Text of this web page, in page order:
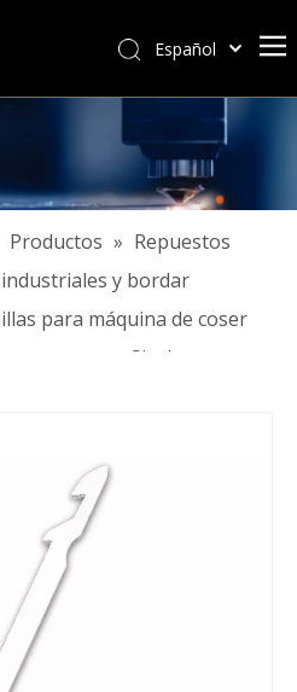
Español
Türk dili
Tiếng Việt
Português
Pусский
Français
Productos » Repuestos
y bordar
para máquina de coser
marca Siruba